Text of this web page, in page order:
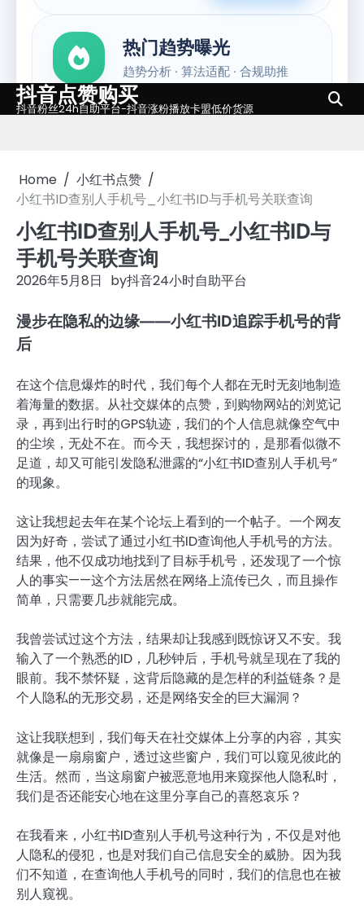
Skip
to
抖音点赞购买
抖音粉丝24h自助平台-抖音涨粉播放卡盟低价货源
Home
小红书点赞
小红书ID查别人手机号_小红书ID与手机号关联查询
小红书ID查别人手机号_小红书ID与
手机号关联查询
2026年5月8日 by抖音24小时自助平台
漫步在隐私的边缘——小红书ID追踪手机号的背
后
在这个信息爆炸的时代，我们每个人都在无时无刻地制造
着海量的数据。从社交媒体的点赞，到购物网站的浏览记
录，再到出行时的GPS轨迹，我们的个人信息就像空气中
的尘埃，无处不在。而今天，我想探讨的，是那看似微不
足道，却又可能引发隐私泄露的“小红书ID查别人手机号”
的现象。
这让我想起去年在某个论坛上看到的一个帖子。一个网友
因为好奇，尝试了通过小红书ID查询他人手机号的方法。
结果，他不仅成功地找到了目标手机号，还发现了一个惊
人的事实——这个方法居然在网络上流传已久，而且操作
简单，只需要几步就能完成。
我曾尝试过这个方法，结果却让我感到既惊讶又不安。我
输入了一个熟悉的ID，几秒钟后，手机号就呈现在了我的
眼前。我不禁怀疑，这背后隐藏的是怎样的利益链条？是
个人隐私的无形交易，还是网络安全的巨大漏洞？
这让我联想到，我们每天在社交媒体上分享的内容，其实
就像是一扇扇窗户，透过这些窗户，我们可以窥见彼此的
生活。然而，当这扇窗户被恶意地用来窥探他人隐私时，
我们是否还能安心地在这里分享自己的喜怒哀乐？
在我看来，小红书ID查别人手机号这种行为，不仅是对他
人隐私的侵犯，也是对我们自己信息安全的威胁。因为我
们不知道，在查询他人手机号的同时，我们的信息也在被
别人窥视。